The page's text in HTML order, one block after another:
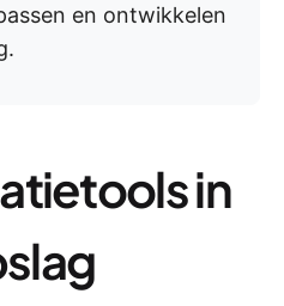
en ontwikkelen
in